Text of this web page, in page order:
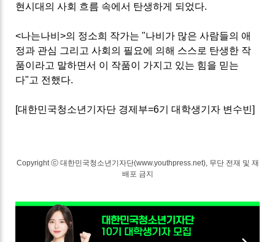
현시대의 사회 흐름 속에서 탄생하게 되었다.
<나는나비>의 정소희 작가는 "나비 가 많은 사람들의 애
정과 관심 그리고 사회의 필요에 의해 스스로 탄생한 작
품이라고 말하면서 이 작품이 가지고 있는 힘을 믿는
다"고 전했다.
[대한민국청소년기자단 경제부=6기 대학생기자 변수빈]
Copyright ⓒ 대한민국청소년기자단(www.youthpress.net), 무단 전재 및 재
배포 금지